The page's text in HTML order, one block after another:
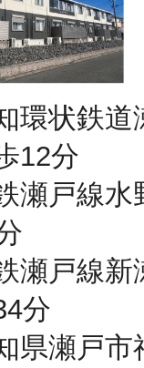
環状鉄道
12分
瀬戸線水
瀬戸線新
分
県瀬戸市